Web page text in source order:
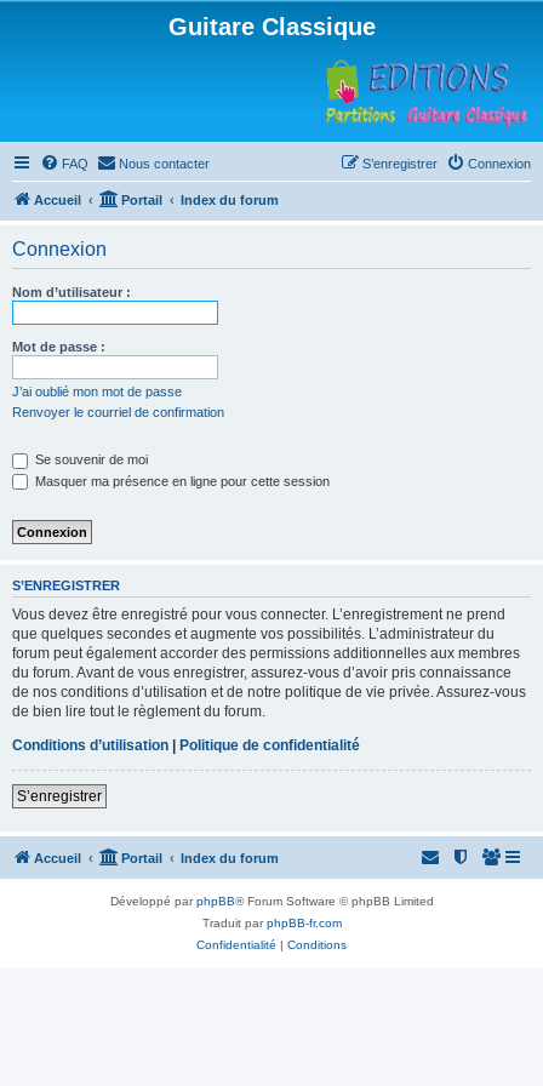
Guitare Classique
FAQ Nous contacter Connexion
S’enregistrer
Accueil Portail Index du forum
Connexion
Nom d’utilisateur :
Mot de passe :
J’ai oublié mon mot de passe
Renvoyer le courriel de confirmation
Se souvenir de moi
Masquer ma présence en ligne pour cette session
S’ENREGISTRER
Vous devez être enregistré pour vous connecter. L’enregistrement ne prend
que quelques secondes et augmente vos possibilités. L’administrateur du
forum peut également accorder des permissions additionnelles aux membres
du forum. Avant de vous enregistrer, assurez-vous d’avoir pris connaissance
de nos conditions d’utilisation et de notre politique de vie privée. Assurez-vous
de bien lire tout le règlement du forum.
Conditions d’utilisation | Politique de confidentialité
S’enregistrer
Accueil Portail Index du forum
Développé parphpBB® Forum Software © phpBB Limited
Traduit parphpBB-fr.com
Confidentialité | Conditions